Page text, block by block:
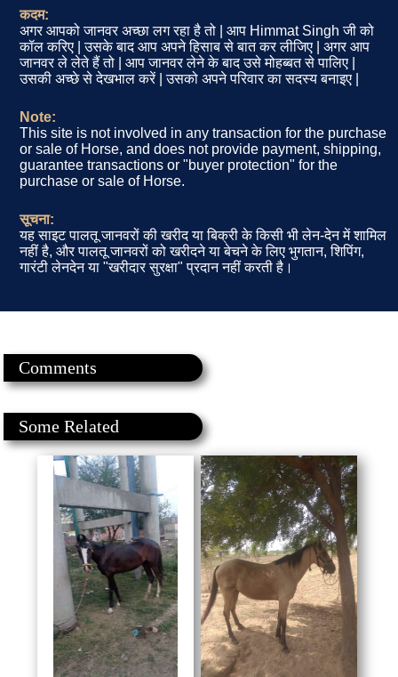
कदम:
अगर आपको जानवर अच्छा लग रहा है तो | आप Himmat Singh जी को
कॉल करिए | उसके बाद आप अपने हिसाब से बात कर लीजिए | अगर आप
जानवर ले लेते हैं तो | आप जानवर लेने के बाद उसे मोहब्बत से पालिए |
उसकी अच्छे से देखभाल करें | उसको अपने परिवार का सदस्य बनाइए |
Note:
This site is not involved in any transaction for the purchase
or sale of Horse, and does not provide payment, shipping,
guarantee transactions or "buyer protection" for the
purchase or sale of Horse.
सूचना:
यह साइट पालतू जानवरों की खरीद या बिक्री के किसी भी लेन-देन में शामिल
नहीं है, और पालतू जानवरों को खरीदने या बेचने के लिए भुगतान, शिपिंग,
गारंटी लेनदेन या "खरीदार सुरक्षा" प्रदान नहीं करती है।
Comments
Some Related